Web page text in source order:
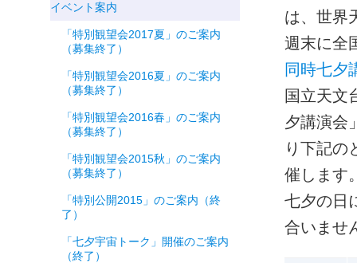
は、世界
週末に全
同時七夕
国立天文
夕講演会
り下記の
催します
七夕の日
合いませ
イベント案内
「特別観望会2017夏」のご案内
（募集終了）
「特別観望会2016夏」のご案内
（募集終了）
「特別観望会2016春」のご案内
（募集終了）
「特別観望会2015秋」のご案内
（募集終了）
「特別公開2015」のご案内（終
了）
「七夕宇宙トーク」開催のご案内
（終了）